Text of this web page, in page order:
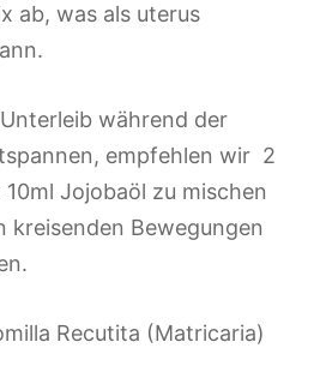
ab, was als uterus
während der
empfehlen wir 2
Jojobaöl zu mischen
kreisenden Bewegungen
Recutita (Matricaria)